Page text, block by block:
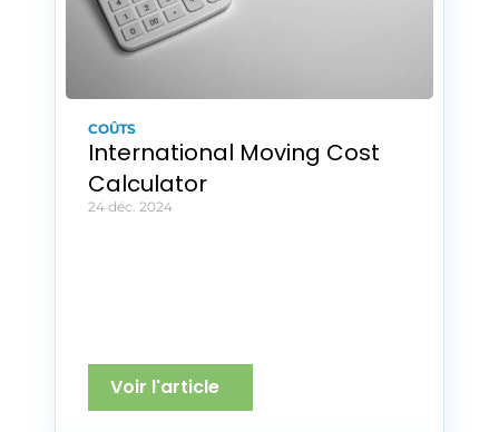
COÛTS
International Moving Cost
Calculator
24 déc. 2024
Voir l'article